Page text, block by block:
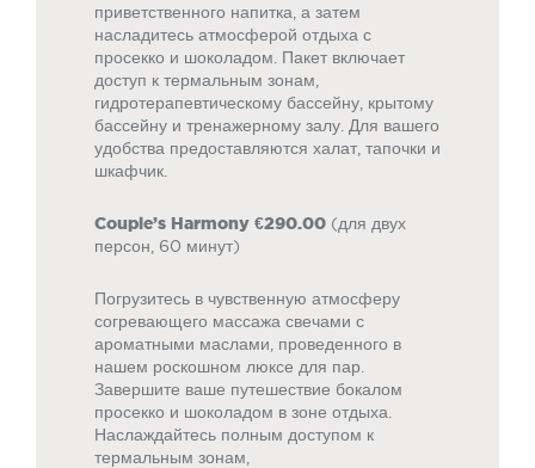
приветственного напитка, а затем
насладитесь атмосферой отдыха с
просекко и шоколадом. Пакет включает
доступ к термальным зонам,
гидротерапевтическому бассейну, крытому
бассейну и тренажерному залу. Для вашего
удобства предоставляются халат, тапочки и
шкафчик.
Couple’s Harmony €290.00 (для двух
персон, 60 минут)
Погрузитесь в чувственную атмосферу
согревающего массажа свечами с
ароматными маслами, проведенного в
нашем роскошном люксе для пар.
Завершите ваше путешествие бокалом
просекко и шоколадом в зоне отдыха.
Наслаждайтесь полным доступом к
термальным зонам,